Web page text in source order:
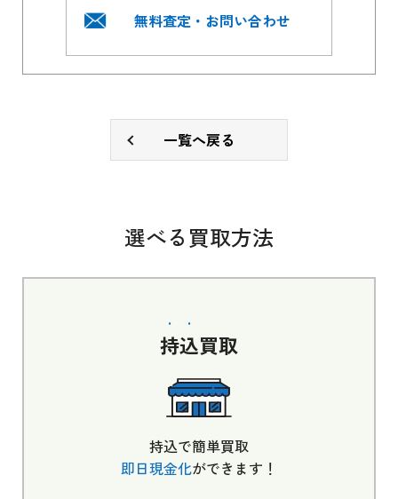
無料査定・お問い合わせ
一覧へ戻る
選べる買取方法
持込買取
持込で簡単買取
即日現金化ができます！